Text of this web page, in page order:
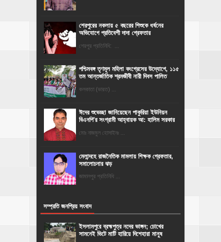
শেরপুরের নকলায় ৫ বছরের শিশুকে ধর্ষনের
অভিযোগে প্রতিবেশী দাদা গ্রেফতার
শেরপুর প্রতিনিধি: ...
পশ্চিমবঙ্গ তৃণমূল মহিলা কংগ্রেসের উদ্যোগে, ১১৫
তম আন্তর্জাতিক শ্রমজীবী নারী দিবস পালিত
কলকাতা (ভারত) ...
ঈদের শুভেচ্ছা জানিয়েছেন পাকুরিয়া ইউনিয়ন
বিএনপি'র সংগ্রামী আহ্বায়ক আ: হালিম সরকার
মোঃ নাজমুল হোসাইনঃ ...
মেলান্দহে রাজনৈতিক মামলায় শিক্ষক গ্রেফতার,
সমালোচনার ঝড়
জামালপুর প্রতিনিধি ...
সম্প্রতি জনপ্রিয় সংবাদ
ইসলামপুরে ব্রহ্মপুত্র নদের ভাঙ্গন; চোখের
সামনেই ভিটে মাটি হারিয়ে দিশেহারা মানুষ